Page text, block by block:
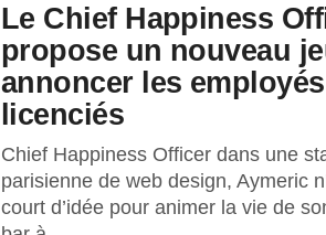
Le Chief Happiness
propose un nouveau
annoncer les employés
licenciés
Chief Happiness Officer dans une
parisienne de web design, Aymeric
court d’idée pour animer la vie de